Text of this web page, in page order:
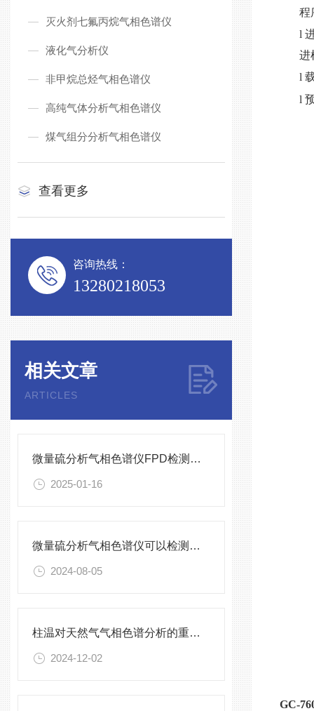
灭火剂七氟丙烷气相色谱仪
液化气分析仪
非甲烷总烃气相色谱仪
高纯气体分析气相色谱仪
煤气组分分析气相色谱仪
查看更多
咨询热线：
13280218053
相关文章
ARTICLES
微量硫分析气相色谱仪FPD检测器维护保养
2025-01-16
微量硫分析气相色谱仪可以检测哪些硫化物？
2024-08-05
柱温对天然气气相色谱分析的重要性
2024-12-02
程
l
进
l
l
GC-